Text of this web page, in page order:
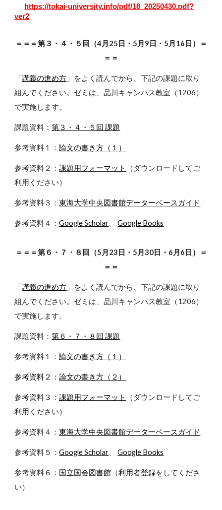
https://tokai-university.info/pdf/18_20250430.pdf?
ver2
＝＝＝第３・４・５回（4月25日・5月9日・5月16日）＝
＝＝
「講義の進め方 」をよく読んでから、下記の課題に取り
組んでください。ゼミは、品川キャンパス教室（1206）
で実施します。
課題資料：第３・４・５回 課題
参考資料１：論文の書き方（１）
参考資料２：課題用フォーマット
（ダウンロードしてご
利用ください）
参考資料３：東海大学中央図書館データーベースガイド
参考資料４：Google Scholar 、Google Books
＝＝＝第６・７・８回（5月23日・5月30日・6月6日）＝
＝＝
「講義の進め方 」をよく読んでから、下記の課題に取り
組んでください。ゼミは、品川キャンパス教室（1206）
で実施します。
課題資料：第６・７・８回 課題
参考資料１：論文の書き方（１）
参考資料２：論文の書き方（２）
参考資料３：課題用フォーマット
（ダウンロードしてご
利用ください）
参考資料４：東海大学中央図書館データーベースガイド
参考資料５：Google Scholar 、Google Books
参考資料６： 国立国会図書館 （利用者登録をしてくださ
い）